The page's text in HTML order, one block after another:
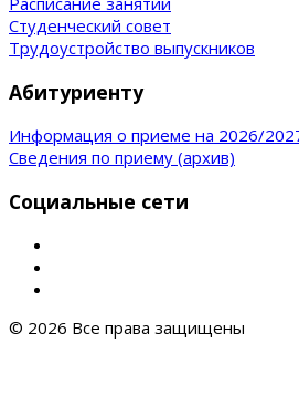
Студенческий совет
Трудоустройство выпускников
Абитуриенту
Информация о приеме на 2026/
Сведения по приему (архив)
Социальные сети
© 2026 Все права защищены